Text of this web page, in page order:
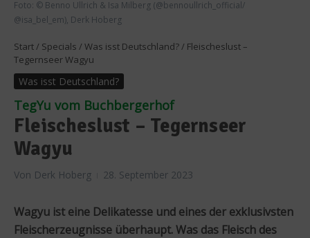
Foto: © Benno Ullrich & Isa Milberg (@bennoullrich_official/
@isa_bel_em), Derk Hoberg
Start / Specials / Was isst Deutschland? / Fleischeslust –
Tegernseer Wagyu
Was isst Deutschland?
TegYu vom Buchbergerhof
Fleischeslust – Tegernseer
Wagyu
Von Derk Hoberg 28. September 2023
Wagyu ist eine Delikatesse und eines der exklusivsten
Fleischerzeugnisse überhaupt. Was das Fleisch des